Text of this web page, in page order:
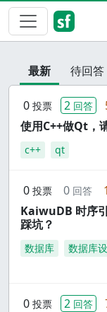
最新 待回答
0 投票 2 回答
使用C++做Qt，
c++ qt
0 投票 0 回答
KaiwuDB 时序
踩坑？
数据库 数据库
0 投票 2 回答